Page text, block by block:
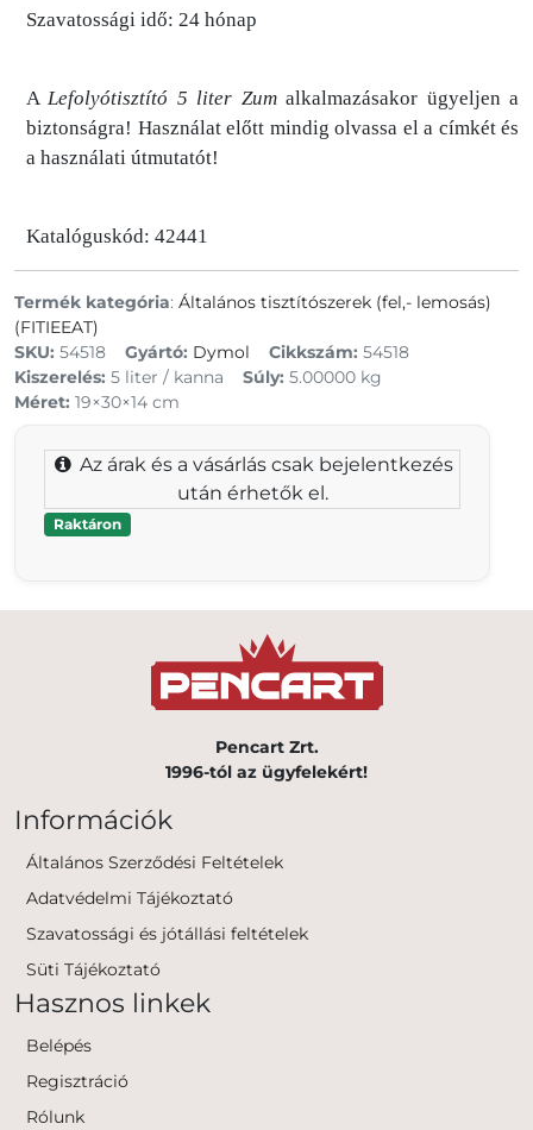
Szavatossági idő: 24 hónap
ALefolyótisztító 5 liter Zumalkalmazásakor ügyeljen a
biztonságra! Használat előtt mindig olvassa el a címkét és
a használati útmutatót!
Katalóguskód: 42441
Termék kategória: Általános tisztítószerek (fel,- lemosás)
(FITIEEAT)
SKU: 54518 Gyártó: Dymol Cikkszám: 54518
Kiszerelés: 5 liter / kanna Súly: 5.00000 kg
Méret: 19×30×14 cm
Az árak és a vásárlás csak bejelentkezés
után érhetők el.
Raktáron
Pencart Zrt.
1996-tól az ügyfelekért!
Információk
Általános Szerződési Feltételek
Adatvédelmi Tájékoztató
Szavatossági és jótállási feltételek
Süti Tájékoztató
Hasznos linkek
Belépés
Regisztráció
Rólunk